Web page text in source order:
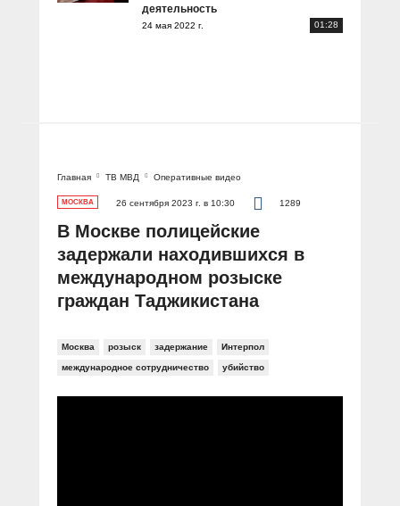
деятельность
24 мая 2022 г. 01:28
Главная ТВ МВД Оперативные видео
МОСКВА 26 сентября 2023 г. в 10:30 1289
В Москве полицейские
задержали находившихся в
международном розыске
граждан Таджикистана
Москва розыск задержание Интерпол
международное сотрудничество убийство